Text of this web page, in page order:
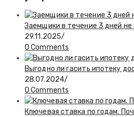
Заемщики в течение 3 дней
29.11.2025/
0 Comments
Выгодно ли гасить ипотеку
28.07.2024/
0 Comments
Ключевая ставка по годам.